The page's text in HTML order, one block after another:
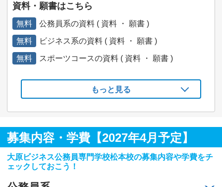
資料・願書はこちら
無料 公務員系の資料 ( 資料 ・ 願書 )
無料 ビジネス系の資料 ( 資料 ・ 願書 )
無料 スポーツコースの資料 ( 資料 ・ 願書 )
もっと見る
募集内容・学費【2027年4月予定】
大原ビジネス公務員専門学校松本校の募集内容や学費をチ
ェックしておこう！